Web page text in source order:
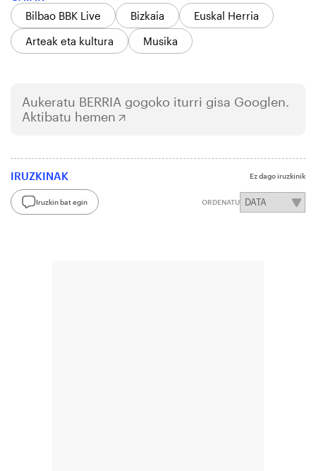
Bilbao BBK Live
Bizkaia
Euskal Herria
Arteak eta kultura
Musika
Aukeratu BERRIA gogoko iturri gisa Googlen.
Aktibatu hemen
IRUZKINAK Ez dago iruzkinik
Iruzkin bat egin ORDENATU